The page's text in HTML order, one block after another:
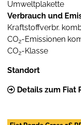
Umweltplakette
Verbrauch und
Kraftstoffverbr.
CO2-Emissionen
CO2-Klasse
Standort
Details zum Fiat